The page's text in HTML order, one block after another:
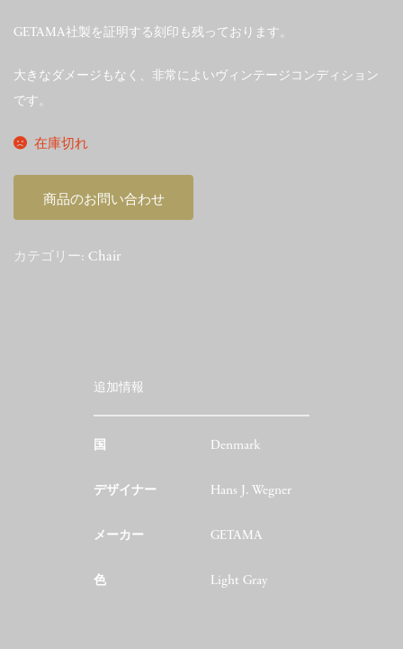
GETAMA社製を証明する刻印も残っております。
大きなダメージもなく、非常によいヴィンテージコンディション
です。
在庫切れ
商品のお問い合わせ
カテゴリー: Chair
追加情報
国 Denmark
デザイナー Hans J. Wegner
メーカー GETAMA
色 Light Gray